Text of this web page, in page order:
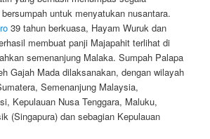
untuk menyatukan nusantara.
39 tahun berkuasa, Hayam Wuruk dan
membuat panji Majapahit terlihat di
semenanjung Malaka. Sumpah Palapa
Gajah Mada dilaksanakan, dengan wilayah
Semenanjung Malaysia,
Kepulauan Nusa Tenggara, Maluku,
(Singapura) dan sebagian Kepulauan